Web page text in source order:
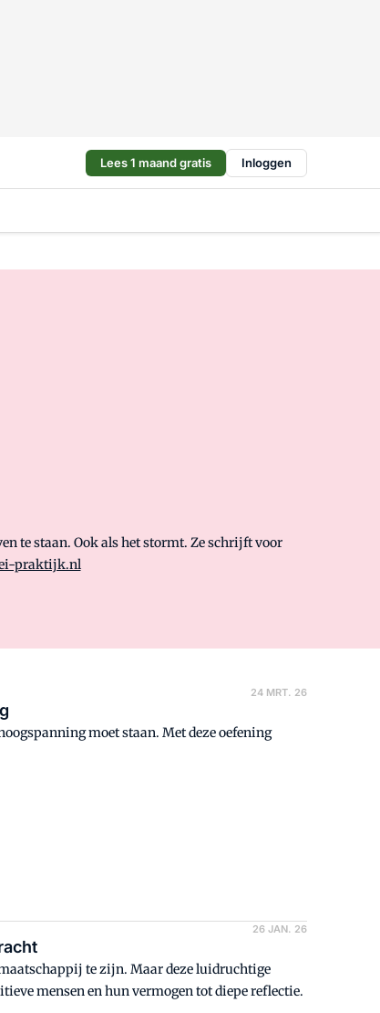
Lees 1 maand gratis Inloggen
te staan. Ook als het stormt. Ze schrijft voor
praktijk.nl
24 MRT. 26
moet staan. Met deze oefening
26 JAN. 26
te zijn. Maar deze luidruchtige
mensen en hun vermogen tot diepe reflectie.